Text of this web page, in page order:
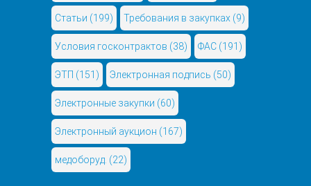
Статьи (199) Требования в закупках (9)
Условия госконтрактов (38) ФАС (191)
ЭТП (151) Электронная подпись (50)
Электронные закупки (60)
Электронный аукцион (167)
медоборуд. (22)